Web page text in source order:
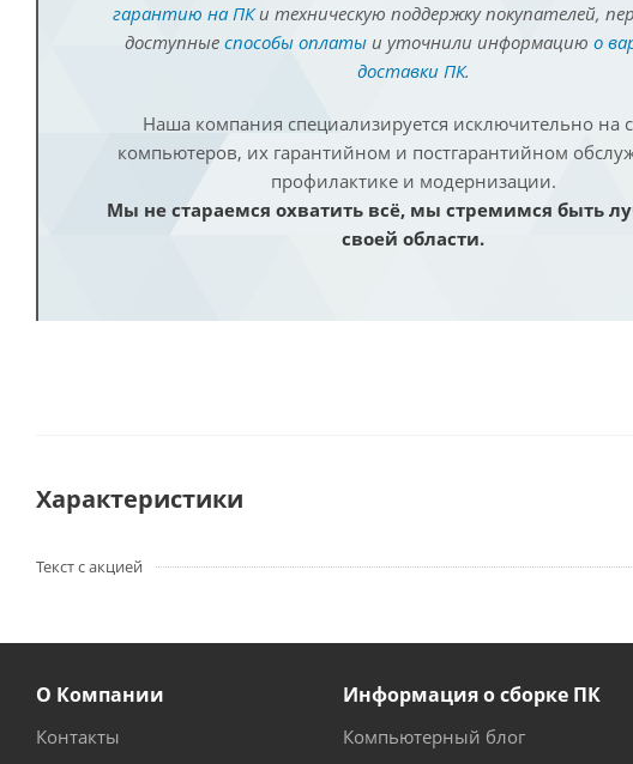
гарантию на ПКи техническую поддержку покупателей,
доступные способы оплатыи уточнили информацию о
доставки ПК.
Наша компания специализируется исключительно на
компьютеров, их гарантийном и постгарантийном
профилактике и модернизации.
Мы не стараемся охватить всё, мы стремимся быть
своей области.
Характеристики
Текст с акцией
О Компании
Контакты
Информация о сборке ПК
Компьютерный блог